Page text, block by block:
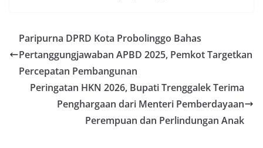
Paripurna DPRD Kota Probolinggo Bahas
Pertanggungjawaban APBD 2025, Pemkot Targetkan
Percepatan Pembangunan
Peringatan HKN 2026, Bupati Trenggalek Terima
Penghargaan dari Menteri Pemberdayaan
Perempuan dan Perlindungan Anak